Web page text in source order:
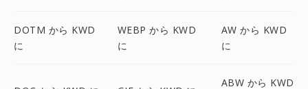
DOTM から KWD
に
WEBP から KWD
に
AW から KWD
に
ABW から KWD